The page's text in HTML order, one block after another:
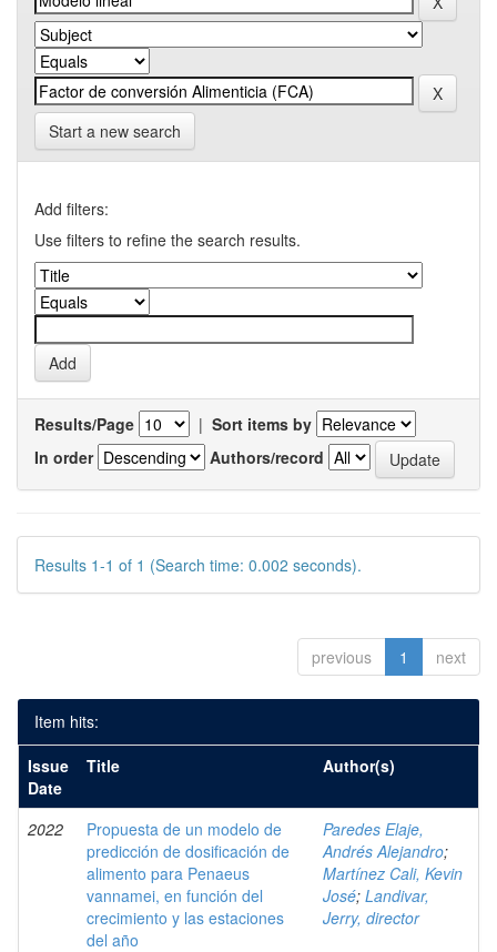
Start a new search
Add filters:
Use filters to refine the search results.
Results/Page | Sort items by
In order
Authors/record
Results 1-1 of 1 (Search time: 0.002 seconds).
previous 1 next
Item hits:
Issue
Date
Title Author(s)
2022
Propuesta de un modelo de
predicción de dosificación de
alimento para Penaeus
vannamei, en función del
crecimiento y las estaciones
del año
Paredes Elaje,
Andrés Alejandro;
Martínez Cali, Kevin
José; Landivar,
Jerry, director